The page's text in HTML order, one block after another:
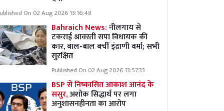
On 02 Aug 2026 13:16:48
Bahraich News:नीलगाय से
टकराई श्रावस्ती सपा विधायक की
कार, बाल-बाल बचीं इंद्राणी वर्मा; सभी
सुरक्षित
Published On 02 Aug 2026 13:57:33
BSP से निष्कासित आकाश आनंद के
ससुर,अशोक सिद्धार्थ पर लगा
अनुशासनहीनता का आरोप